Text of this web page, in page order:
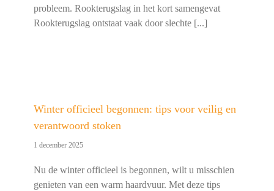
probleem. Rookterugslag in het kort samengevat
Rookterugslag ontstaat vaak door slechte [...]
Winter officieel begonnen: tips voor veilig en
verantwoord stoken
1 december 2025
Nu de winter officieel is begonnen, wilt u misschien
genieten van een warm haardvuur. Met deze tips